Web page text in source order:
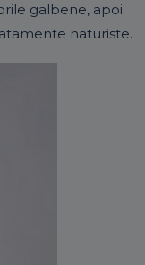
galbene, apoi
naturiste.